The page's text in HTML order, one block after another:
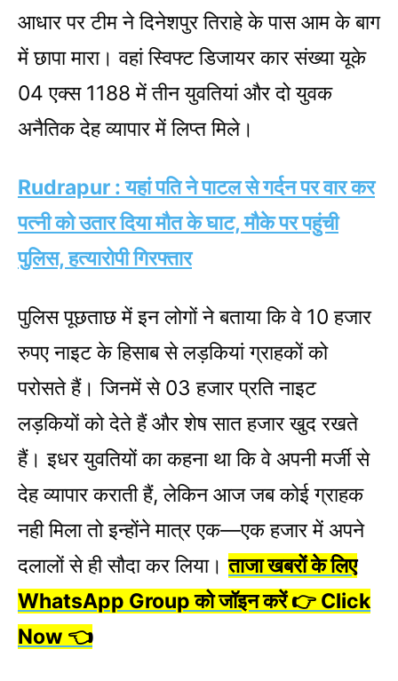
आधार पर टीम ने दिनेशपुर तिराहे के पास आम के बाग
में छापा मारा। वहां स्विफ्ट डिजायर कार संख्या यूके
04 एक्स 1188 में तीन युवतियां और दो युवक
अनैतिक देह व्यापार में लिप्त मिले।
Rudrapur : यहां पति ने पाटल से गर्दन पर वार कर
पत्नी को उतार दिया मौत के घाट, मौके पर पहुंची
पुलिस, हत्यारोपी गिरफ्तार
पुलिस पूछताछ में इन लोगों ने बताया कि वे 10 हजार
रुपए नाइट के हिसाब से लड़कियां ग्राहकों को
परोसते हैं। जिनमें से 03 हजार प्रति नाइट
लड़कियों को देते हैं और शेष सात हजार खुद रखते
हैं। इधर युवतियों का कहना था कि वे अपनी मर्जी से
देह व्यापार कराती हैं, लेकिन आज जब कोई ग्राहक
नही मिला तो इन्होंने मात्र एक—एक हजार में अपने
दलालों से ही सौदा कर लिया।ताजा खबरों के लिए
WhatsApp Group को जॉइन करें 👉 Click
Now 👈